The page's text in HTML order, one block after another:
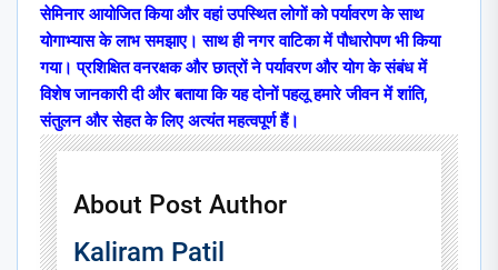
सेमिनार आयोजित किया और वहां उपस्थित लोगों को पर्यावरण के साथ
योगाभ्यास के लाभ समझाए। साथ ही नगर वाटिका में पौधारोपण भी किया
गया। प्रशिक्षित वनरक्षक और छात्रों ने पर्यावरण और योग के संबंध में
विशेष जानकारी दी और बताया कि यह दोनों पहलू हमारे जीवन में शांति,
संतुलन और सेहत के लिए अत्यंत महत्वपूर्ण हैं।
About Post Author
Kaliram Patil